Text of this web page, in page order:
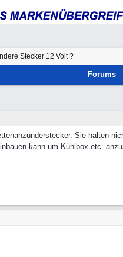
Stecker 12 Volt ?
Forums
Sie halten
kann um Kühlbox etc.